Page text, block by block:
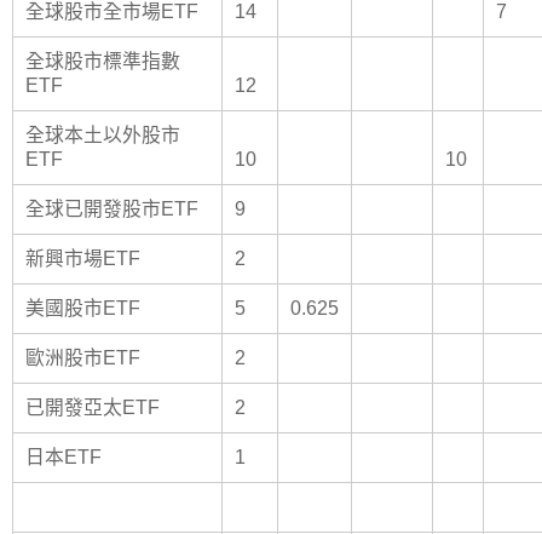
全球股市全市場ETF 14 7
全球股市標準指數
ETF
12
全球本土以外股市
ETF
10 10
全球已開發股市ETF 9
新興市場ETF 2
美國股市ETF 5 0.625
歐洲股市ETF 2
已開發亞太ETF 2
日本ETF 1